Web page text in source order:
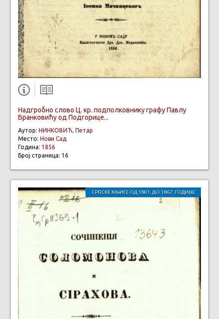
Надгробно слово Ц. кр. подполковнику графу Павлу
Бранковићу од Подгорице...
Аутор: НИНКОВИЋ, Петар
Место: Нови Сад
Година: 1856
Број страница: 16
СРПСКЕ КЊИГЕ ОД 1801. ДО 1867. ГОДИНЕ